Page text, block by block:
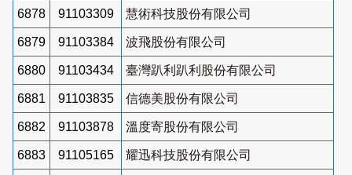
6878 91103309 慧術科技股份有限公司
6879 91103384 波飛股份有限公司
6880 91103434 臺灣趴利趴利股份有限公司
6881 91103835 信德美股份有限公司
6882 91103878 溫度寄股份有限公司
6883 91105165 耀迅科技股份有限公司